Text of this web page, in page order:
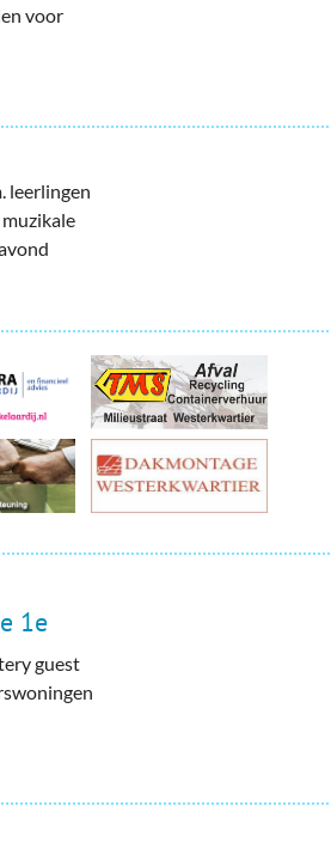
Financiën, Makelaars
Diensten, Gemak &
voor
leerlingen
1e
guest